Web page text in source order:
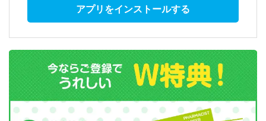
アプリをインストールする